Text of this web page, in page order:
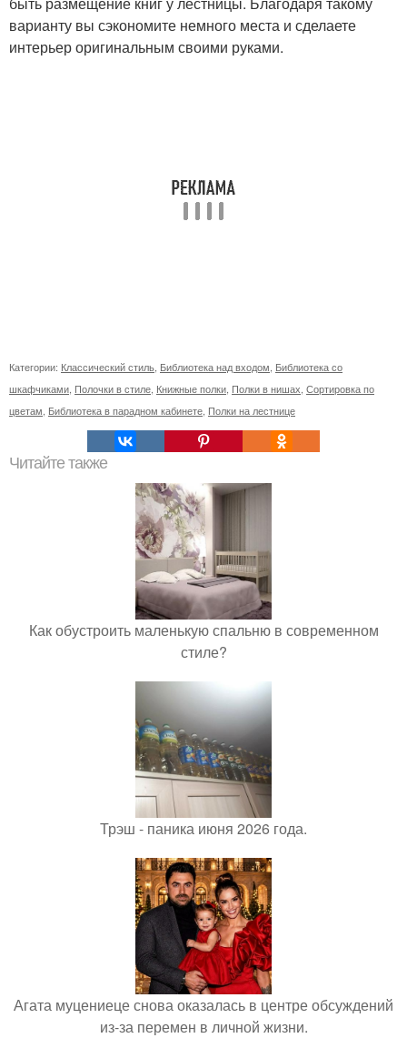
варианту вы сэкономите немного места и сделаете
интерьер оригинальным своими руками.
Категории: Классический стиль Библиотека над входом Библиотека со
шкафчиками Полочки в стиле Книжные полки Полки в нишах Сортировка по
цветам Библиотека в парадном кабинете Полки на лестнице
Читайте также
Как обустроить маленькую спальню в современном
стиле?
Трэш - паника июня 2026 года.
Агата муцениеце снова оказалась в центре обсуждений
из-за перемен в личной жизни.